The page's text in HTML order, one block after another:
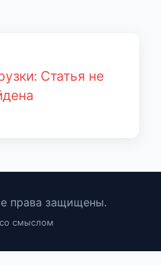
Статья не
права защищены.
смыслом